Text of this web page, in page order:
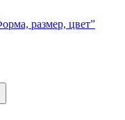
размер, цвет”